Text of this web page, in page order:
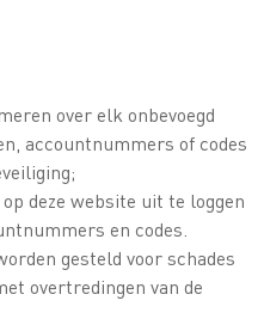
over elk onbevoegd
accountnummers of codes
deze website uit te loggen
en codes.
gesteld voor schades
overtredingen van de